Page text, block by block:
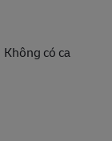
Không có ca